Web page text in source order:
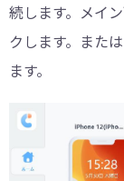
続します。メイ
クします。また
ます。